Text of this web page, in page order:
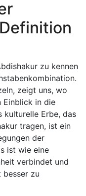
zu kennen
zeigt uns, wo
Einblick in die
kulturelle Erbe, das
tragen, ist ein
der
ist wie eine
verbindet und
besser zu